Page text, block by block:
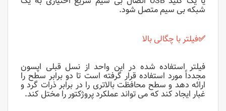
شبکه بی سیم متصل شود.
✅فیلتر با چگالی بالا
فیلتر استفاده شده در این واحد از نسل قبلی اپسون
مجدداً مورد استفاده قرار گرفته است تا دو برابر سطح را
ارائه دهد و سطح محافظت بالاتری را در برابر ذرات گرد و
غبار ایجاد کند کهمی تواند عملکرد پروژکتور را مختل کند.